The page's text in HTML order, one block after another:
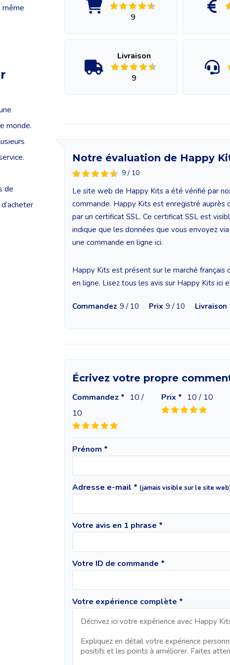
même
monde.
de
9
Livraison
9
Notre évaluation de Happy
9 / 10
Le site web de Happy Kits a été vérifié par
commande. Happy Kits est enregistré
par un certificat SSL. Ce certificat SSL est
indique que les données que vous envoyez
une commande en ligne ici.
Happy Kits est présent sur le marché
en ligne. Lisez tous les avis sur Happy Kits ici
Commandez 9 / 10 Prix 9 / 10 Livraison
Écrivez votre propre
Commandez * 10/
10
Prix * 10/ 10
Prénom *
Adresse e-mail * (jamais visible sur le site
Votre avis en 1 phrase *
Votre ID de commande *
Votre expérience complète *